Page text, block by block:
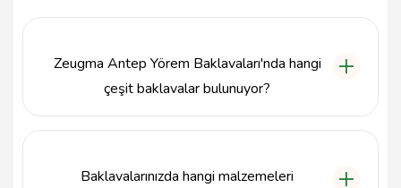
Zeugma Antep Yörem Baklavaları'nda hangi
çeşit baklavalar bulunuyor?
Baklavalarınızda hangi malzemeleri